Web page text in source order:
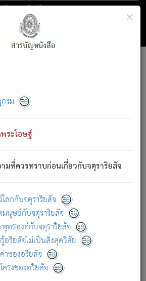
บจตุราริยสัจ
สารบัญ×
สารบัญหนังสือ
รม
ระโอษฐ์
มที่ควรทราบก่อนเกี่ยวกับจตุราริยสัจ
ลกกับจตุราริยสัจ
นุษย์กับจตุราริยสัจ
ทธองค์กับจตุราริยสัจ
อริยสัจไม่เป็นสิ่งสุดวิสัย
ของอริยสัจ
รงของอริยสัจ
เดือดร้อนแล้ว มีผัสสะบังหน้า
วามเป็นประการใด แต่สิ่งนั้นย่อมเป็น
ะการอื่นจากที่เขาสำคัญนั้น
ในภพ ถูกภพบังหน้าแล้ว มีภพโดยความ
ป็นอยู่จริง) จึงได้เพลิดเพลินยิ่งนักในภพ
ในสิ่งใด สิ่งนั้นเป็นภัย (ที่เขาไม่รู้จัก)
เป็นทุกข์
คลย่อมประพฤติ ก็เพื่อการละขาดซึ่ง
หล่าใด กล่าวความหลุดพ้นจากภพว่า
วว่า สมณะหรือพราหมณ์ทั้งปวงนั้น